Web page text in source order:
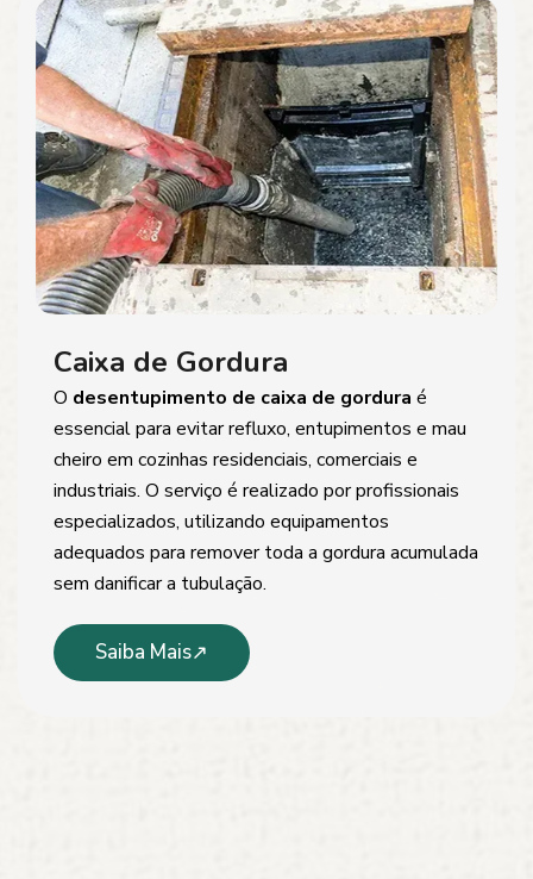
Caixa de Gordura
O desentupimento de caixa de gordura é
essencial para evitar refluxo, entupimentos e mau
cheiro em cozinhas residenciais, comerciais e
industriais. O serviço é realizado por profissionais
especializados, utilizando equipamentos
adequados para remover toda a gordura acumulada
sem danificar a tubulação.
Saiba Mais